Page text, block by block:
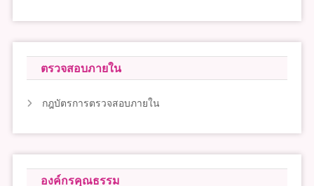
ตรวจสอบภายใน
กฎบัตรการตรวจสอบภายใน
องค์กรคุณธรรม